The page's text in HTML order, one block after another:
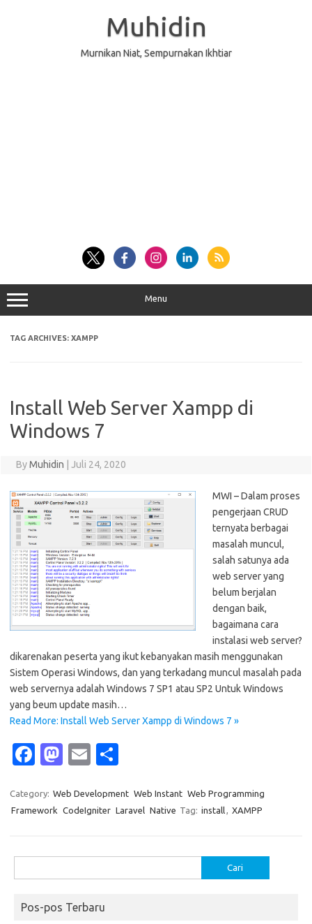
Muhidin
Murnikan Niat, Sempurnakan Ikhtiar
Menu
TAG ARCHIVES: XAMPP
Install Web Server Xampp di
Windows 7
ByMuhidin Juli 24, 2020
MWI – Dalam proses
pengerjaan CRUD
ternyata berbagai
masalah muncul,
salah satunya ada
web server yang
belum berjalan
dengan baik,
bagaimana cara
instalasi web server?
dikarenakan peserta yang ikut kebanyakan masih menggunakan
Sistem Operasi Windows, dan yang terkadang muncul masalah pada
web servernya adalah Windows 7 SP1 atau SP2 Untuk Windows
yang beum update masih…
Read More: Install Web Server Xampp di Windows 7 »
Fa
e
b
M
t
o
E
ail ar
e
Category: Web Development Web Instant Web Programming
Framework CodeIgniter Laravel Native Tag: install, XAMPP
untuk:
Pos-pos Terbaru